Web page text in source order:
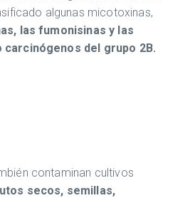
algunas micotoxinas,
las fumonisinas y las
del grupo 2B.
contaminan cultivos
secos, semillas,